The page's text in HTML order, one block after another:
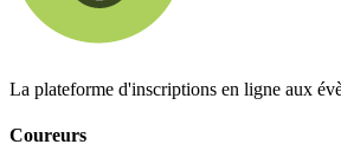
La plateforme d'inscriptions en ligne aux
Coureurs